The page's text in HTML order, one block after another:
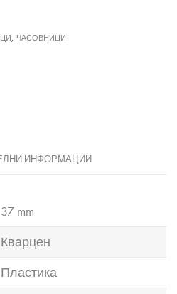
, ЧАСОВНИЦИ
ИНФОРМАЦИИ
37 mm
Кварцен
Пластика